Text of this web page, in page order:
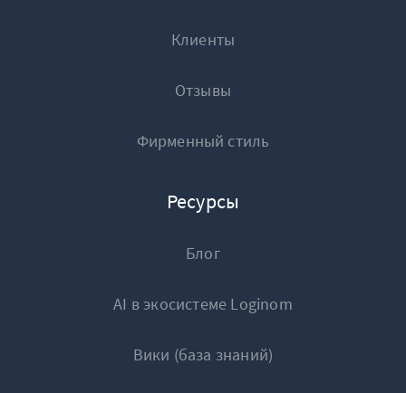
Клиенты
Отзывы
Фирменный стиль
Ресурсы
Блог
AI в экосистеме Loginom
Вики (база знаний)